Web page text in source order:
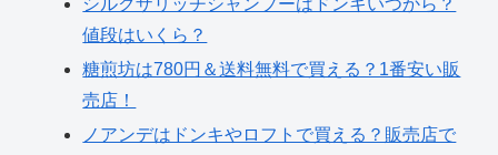
値段はいくら？
糖煎坊は780円＆送料無料で買える？1番安い販
売店！
ノアンデはドンキやロフトで買える？販売店で